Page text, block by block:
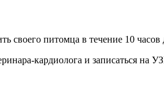
своего питомца в течение 10
кардиолога и записаться на